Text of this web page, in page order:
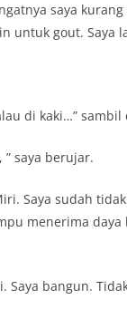
saya
untuk gout. Saya
di kaki…” sambil
saya berujar.
Saya sudah
menerima
Saya bangun.